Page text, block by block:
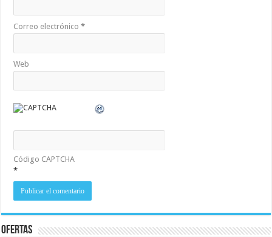
Correo electrónico*
Web
Código CAPTCHA
*
Ofertas